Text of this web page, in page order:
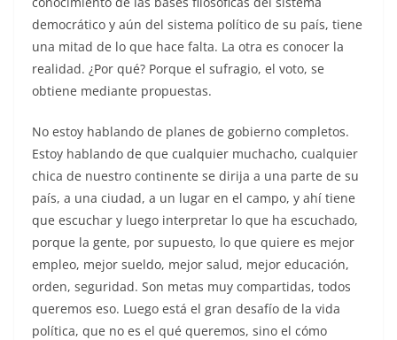
democrático y aún del sistema político de su país, tiene
una mitad de lo que hace falta. La otra es conocer la
realidad. ¿Por qué? Porque el sufragio, el voto, se
obtiene mediante propuestas.
No estoy hablando de planes de gobierno completos.
Estoy hablando de que cualquier muchacho, cualquier
chica de nuestro continente se dirija a una parte de su
país, a una ciudad, a un lugar en el campo, y ahí tiene
que escuchar y luego interpretar lo que ha escuchado,
porque la gente, por supuesto, lo que quiere es mejor
empleo, mejor sueldo, mejor salud, mejor educación,
orden, seguridad. Son metas muy compartidas, todos
queremos eso. Luego está el gran desafío de la vida
política, que no es el qué queremos, sino el cómo